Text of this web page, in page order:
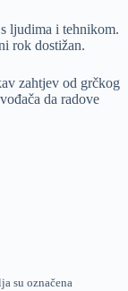
ljudima i tehnikom.
rok dostižan.
zahtjev od grčkog
da radove
su označena